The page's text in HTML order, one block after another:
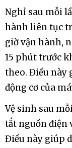
Nghỉ sau mỗi
hành liên tục
giờ vận hành,
15 phút trước
theo. Điều này
động cơ của
Vệ sinh sau
tắt nguồn điện
Điều này giúp